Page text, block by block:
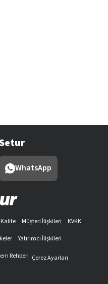
WhatsApp
Kalite Müşteri İlişkileri
KVKK
Yatırımcı İlişkileri
Rehberi Çerez Ayarları